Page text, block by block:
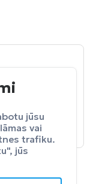
jūsu
vai
trafiku.
jūs